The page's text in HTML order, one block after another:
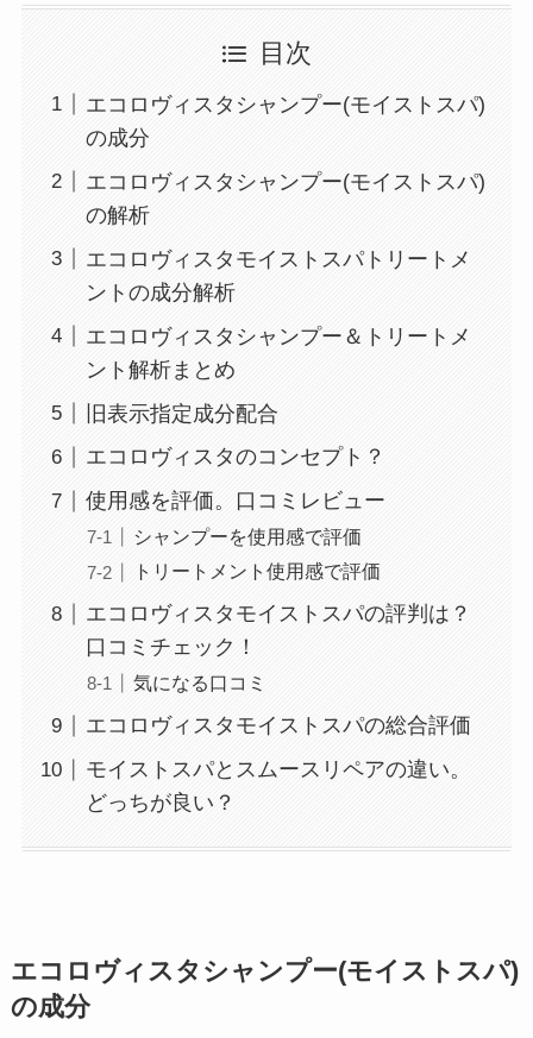
目次
エコロヴィスタシャンプー(モイストスパ)
の成分
エコロヴィスタシャンプー(モイストスパ)
の解析
エコロヴィスタモイストスパトリートメ
ントの成分解析
エコロヴィスタシャンプー＆トリートメ
ント解析まとめ
旧表示指定成分配合
エコロヴィスタのコンセプト？
使用感を評価。口コミレビュー
シャンプーを使用感で評価
トリートメント使用感で評価
エコロヴィスタモイストスパの評判は？
口コミチェック！
気になる口コミ
エコロヴィスタモイストスパの総合評価
モイストスパとスムースリペアの違い。
どっちが良い？
エコロヴィスタシャンプー(モイストスパ)
の成分